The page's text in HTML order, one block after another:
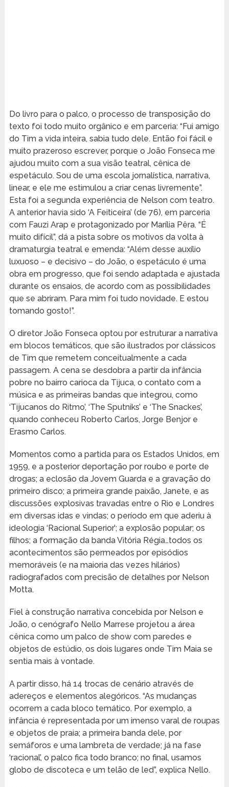
Do livro para o palco, o processo de transposição do
texto foi todo muito orgânico e em parceria: “Fui amigo
do Tim a vida inteira, sabia tudo dele. Então foi fácil e
muito prazeroso escrever, porque o João Fonseca me
ajudou muito com a sua visão teatral, cênica de
espetáculo. Sou de uma escola jornalística, narrativa,
linear, e ele me estimulou a criar cenas livremente”.
Esta foi a segunda experiência de Nelson com teatro.
A anterior havia sido ‘A Feiticeira’ (de 76), em parceria
com Fauzi Arap e protagonizado por Marília Pêra. “É
muito difícil”, dá a pista sobre os motivos da volta à
dramaturgia teatral e emenda: “Além desse auxílio
luxuoso – e decisivo – do João, o espetáculo é uma
obra em progresso, que foi sendo adaptada e ajustada
durante os ensaios, de acordo com as possibilidades
que se abriram. Para mim foi tudo novidade. E estou
tomando gosto!”.
O diretor João Fonseca optou por estruturar a narrativa
em blocos temáticos, que são ilustrados por clássicos
de Tim que remetem conceitualmente a cada
passagem. A cena se desdobra a partir da infância
pobre no bairro carioca da Tijuca, o contato com a
música e as primeiras bandas que integrou, como
‘Tijucanos do Ritmo’, ‘The Sputniks’ e ‘The Snackes’,
quando conheceu Roberto Carlos, Jorge Benjor e
Erasmo Carlos.
Momentos como a partida para os Estados Unidos, em
1959, e a posterior deportação por roubo e porte de
drogas; a eclosão da Jovem Guarda e a gravação do
primeiro disco; a primeira grande paixão, Janete, e as
discussões explosivas travadas entre o Rio e Londres
em diversas idas e vindas; o período em que aderiu à
ideologia ‘Racional Superior’; a explosão popular; os
filhos; a formação da banda Vitória Régia…todos os
acontecimentos são permeados por episódios
memoráveis (e na maioria das vezes hilários)
radiografados com precisão de detalhes por Nelson
Motta.
Fiel à construção narrativa concebida por Nelson e
João, o cenógrafo Nello Marrese projetou a área
cênica como um palco de show com paredes e
objetos de estúdio, os dois lugares onde Tim Maia se
sentia mais à vontade.
A partir disso, há 14 trocas de cenário através de
adereços e elementos alegóricos. “As mudanças
ocorrem a cada bloco temático. Por exemplo, a
infância é representada por um imenso varal de roupas
e objetos de praia; a primeira banda dele, por
semáforos e uma lambreta de verdade; já na fase
‘racional’, o palco fica todo branco; no final, usamos
globo de discoteca e um telão de led”, explica Nello.